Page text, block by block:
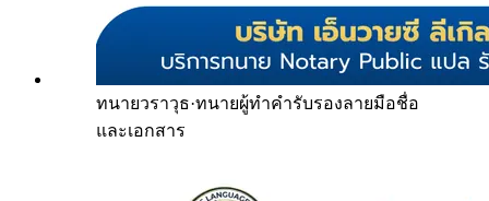
ทนายวราวุธ·ทนายผู้ทำคำรับรองลายมือชื่อ
และเอกสาร